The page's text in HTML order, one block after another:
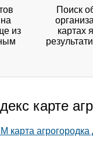
из
Поиск
картах
карте
карта